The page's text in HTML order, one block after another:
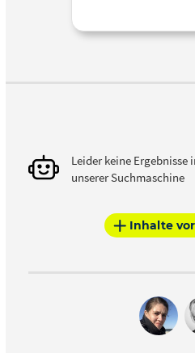
Leider keine Ergebnisse
unserer Suchmaschine
Inhalte